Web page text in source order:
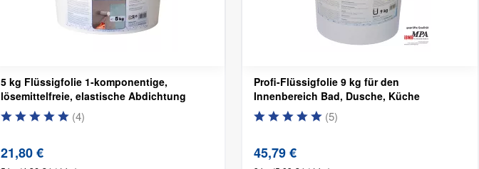
5 kg Flüssigfolie 1-komponentige,
lösemittelfreie, elastische Abdichtung
(4)
21,80 €
Profi-Flüssigfolie 9 kg für den
Innenbereich Bad, Dusche, Küche
(5)
45,79 €